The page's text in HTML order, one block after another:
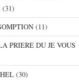
(31)
(11)
PRIERE DU JE VOUS
(30)